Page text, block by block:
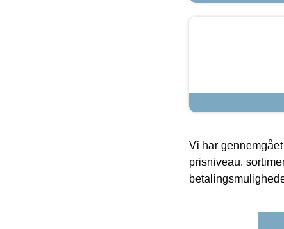
Vi har
prisniveau,